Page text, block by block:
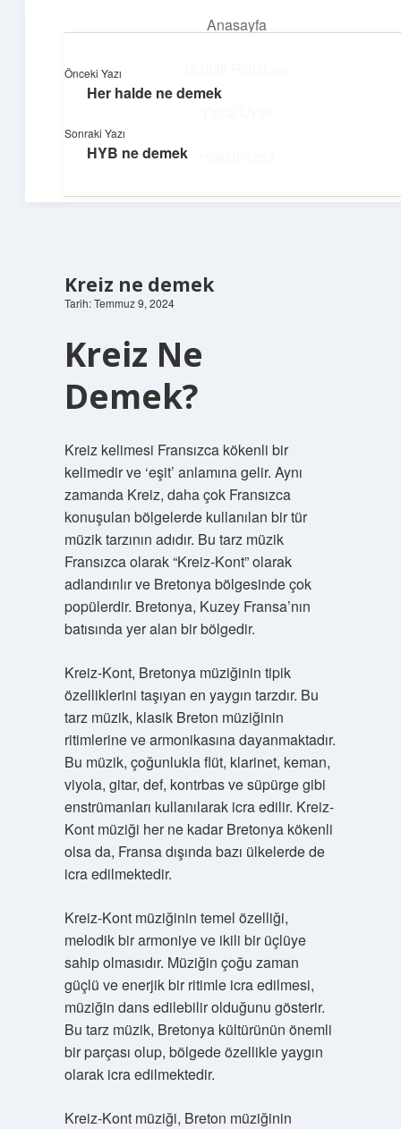
Anasayfa
Işıltılı önerilerle hayatını canlandır!
Kreiz ne demek
Tarih: Temmuz 9, 2024
Kreiz Ne
Demek?
Kreiz kelimesi Fransızca kökenli bir
kelimedir ve ‘eşit’ anlamına gelir. Aynı
zamanda Kreiz, daha çok Fransızca
konuşulan bölgelerde kullanılan bir tür
müzik tarzının adıdır. Bu tarz müzik
Fransızca olarak “Kreiz-Kont” olarak
adlandırılır ve Bretonya bölgesinde çok
popülerdir. Bretonya, Kuzey Fransa’nın
batısında yer alan bir bölgedir.
Kreiz-Kont, Bretonya müziğinin tipik
özelliklerini taşıyan en yaygın tarzdır. Bu
tarz müzik, klasik Breton müziğinin
ritimlerine ve armonikasına dayanmaktadır.
Bu müzik, çoğunlukla flüt, klarinet, keman,
viyola, gitar, def, kontrbas ve süpürge gibi
enstrümanları kullanılarak icra edilir. Kreiz-
Kont müziği her ne kadar Bretonya kökenli
olsa da, Fransa dışında bazı ülkelerde de
icra edilmektedir.
Kreiz-Kont müziğinin temel özelliği,
melodik bir armoniye ve ikili bir üçlüye
sahip olmasıdır. Müziğin çoğu zaman
güçlü ve enerjik bir ritimle icra edilmesi,
müziğin dans edilebilir olduğunu gösterir.
Bu tarz müzik, Bretonya kültürünün önemli
bir parçası olup, bölgede özellikle yaygın
olarak icra edilmektedir.
Kreiz-Kont müziği, Breton müziğinin
Önceki Yazı
Her halde ne demek
Sonraki Yazı
HYB ne demek